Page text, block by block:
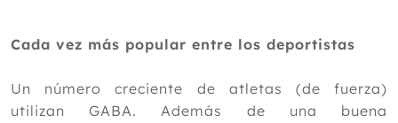
Cada vez más popular entre los deportistas
Un número creciente de atletas (de fuerza)
utilizan GABA. Además de una buena